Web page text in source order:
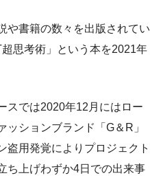
や書籍の数々を出版されてい
思考術」という本を2021年
スでは2020年12月にはロー
ションブランド「G＆R」
盗用発覚によりプロジェクト
ち上げわずか4日での出来事